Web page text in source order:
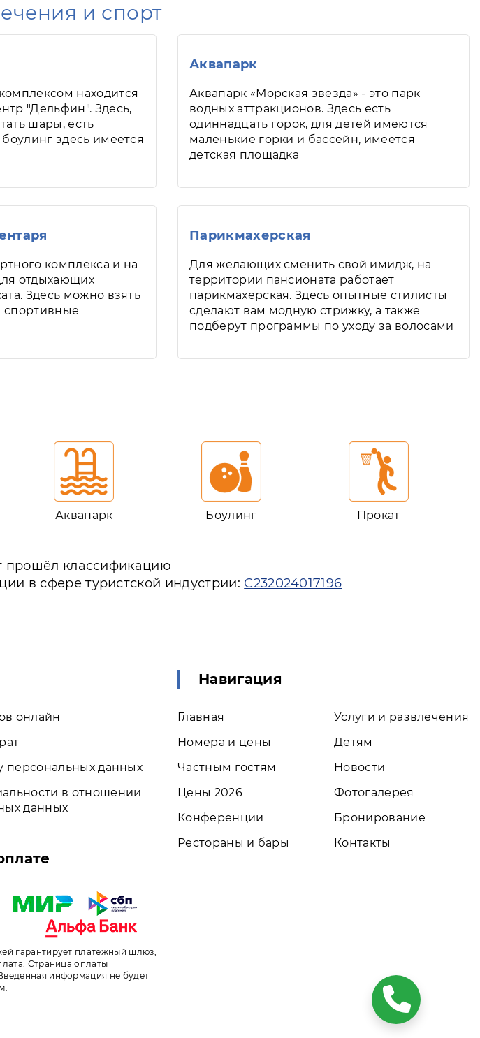
и спорт
находится
"Дельфин". Здесь,
шары, есть
здесь имеется
Аквапарк
Аквапарк «Морская звезда» - это парк
водных аттракционов. Здесь есть
одиннадцать горок, для детей имеются
маленькие горки и бассейн, имеется
детская площадка
комплекса и на
отдыхающих
Здесь можно взять
спортивные
Парикмахерская
Для желающих сменить свой имидж, на
территории пансионата работает
парикмахерская. Здесь опытные стилисты
сделают вам модную стрижку, а также
подберут программы по уходу за волосами
Аквапарк Боулинг Прокат
прошёл классификацию
в сфере туристской индустрии: С232024017196
онлайн
персональных данных
в отношении
данных
гарантирует платёжный шлюз,
Страница оплаты
информация не будет
Навигация
Главная
Номера и цены
Частным гостям
Цены 2026
Конференции
Рестораны и бары
Услуги и развлечения
Детям
Новости
Фотогалерея
Бронирование
Контакты